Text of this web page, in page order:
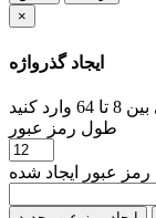
×
ایجاد گذرواژه
کنید
طول رمز عبور
رمز عبور ایجاد شده